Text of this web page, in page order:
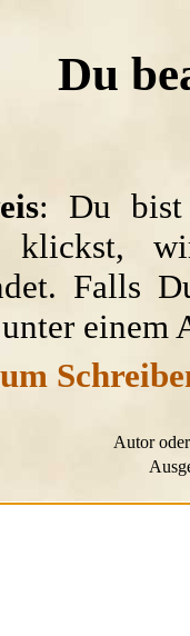
Du
: Du bist
klickst,
Falls
einem
Autor